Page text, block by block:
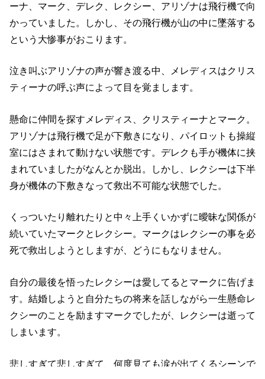
ーナ、マーク、デレク、レクシー、アリゾナは飛行機で向
かっていました。しかし、その飛行機が山の中に墜落する
という大惨事がおこります。
泣き叫ぶアリゾナの声が響き渡る中、メレディスはクリス
ティーナの呼ぶ声によって目を覚まします。
懸命に仲間を探すメレディス、クリスティーナとマーク。
アリゾナは飛行機で足が下敷きになり、パイロットも操縦
室にはさまれて動けない状態です。デレクも手が機体に挟
まれていましたがなんとか脱出。しかし、レクシーは下半
身が機体の下敷きなって救出不可能な状態でした。
くっついたり離れたりと中々上手くいかずに曖昧な関係が
続いていたマークとレクシー。マークはレクシーの事を必
死で救出しようとしますが、どうにもなりません。
自分の最後を悟ったレクシーは愛してるとマークに告げま
す。結婚しようと自分たちの将来を話しながら一生懸命レ
クシーのことを励ますマークでしたが、レクシーは逝って
しまいます。
悲しすぎて悲しすぎて、何度見ても涙が出てくるシーンで